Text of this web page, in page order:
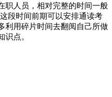
职人员，相对完整的时间一般
段时间前期可以安排通读考
利用碎片时间去翻阅自己所做
识点。